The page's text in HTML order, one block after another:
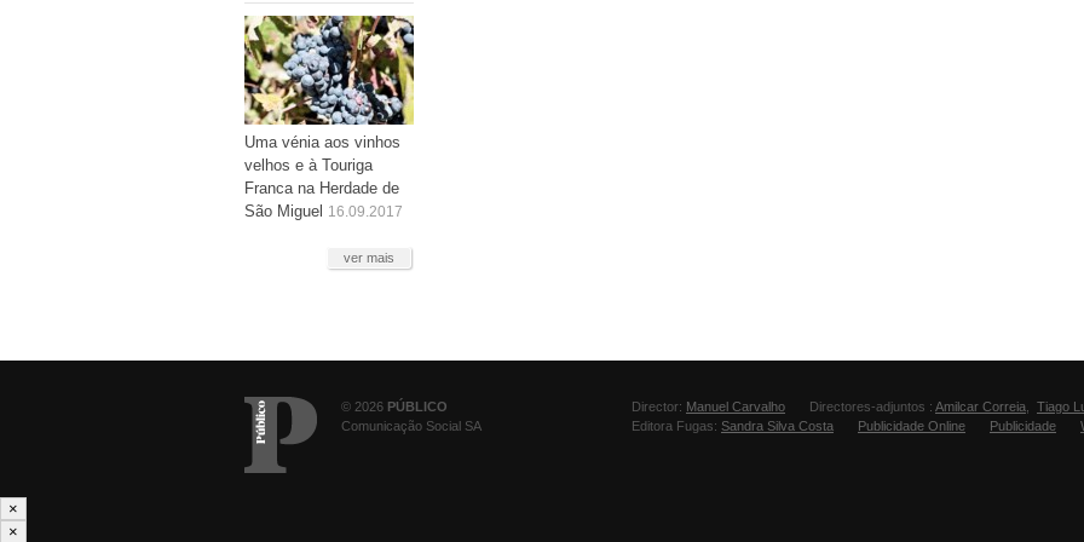
Uma vénia aos vinhos
velhos e à Touriga
Franca na Herdade de
São Miguel 16.09.2017
ver mais
© 2026 PÚBLICO
Comunicação Social SA
Director: Manuel Carvalho Directores-adjuntos : Amilcar Correia Tiago
Editora Fugas: Sandra Silva Costa Publicidade Online Publicidade
×
×